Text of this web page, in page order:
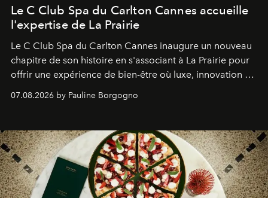
Le C Club Spa du Carlton Cannes accueille
l'expertise de La Prairie
Le C Club Spa du Carlton Cannes inaugure un nouveau
chapitre de son histoire en s'associant à La Prairie pour
offrir une expérience de bien-être où luxe, innovation et
07.08.2026 by Pauline Borgogno